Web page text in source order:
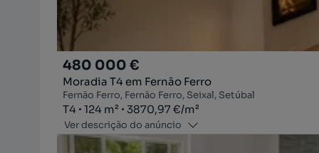
480 000 €
Moradia T4 em Fernão Ferro
Fernão Ferro, Fernão Ferro, Seixal, Setúbal
Tipologia
T4
Zona124 m²
Preço por metro quadrado
3870,97 €/m²
Ver descrição do anúncio